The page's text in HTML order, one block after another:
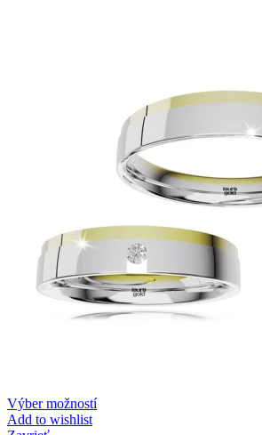
Zásnubné prstne z kolekcie Twin Rings.
Výber možností
Add to wishlist